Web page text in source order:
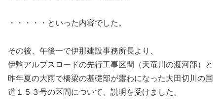
・・・・・といった内容でした。
その後、午後一で伊那建設事務所長より、
伊駒アルプスロードの先行工事区間（天竜川の渡河部）と
昨年夏の大雨で橋梁の基礎部が露わになった大田切川の国
道１５３号の区間について、説明を受けました。